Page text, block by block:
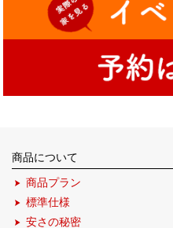
商品について
商品プラン
標準仕様
安さの秘密